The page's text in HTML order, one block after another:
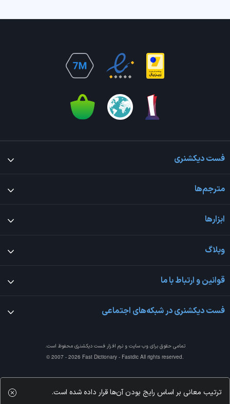
فست دیکشنری
مترجم‌ها
ابزارها
وبلاگ
قوانین و ارتباط با ما
فست دیکشنری در شبکه‌های اجتماعی
تمامی حقوق برای وب سایت و نرم افزارفست دیکشنری محفوظ است.
© 2007 - 2026 Fast Dictionary - Fastdic All rights reserved.
ترتیب معانی بر اساس رایج بودن آن‌ها قرار داده شده است.